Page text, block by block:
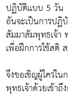
ปฏิบัติเเบบ 5 วัน
อันจะเป็นการปฏิ
สัมมาสัมพุทธเจ้า
เพื่อฝึกการใช้สติ
จึงขอเชิญผู้ใคร่ใ
พุทธเจ้าด้วยเข้า